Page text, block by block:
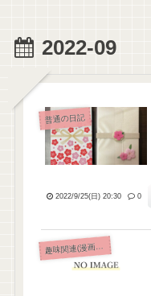
2022-09
普通の日記
2022/9/25(日) 20:30 0
趣味関連(漫画ｱﾆﾒ排球etc)